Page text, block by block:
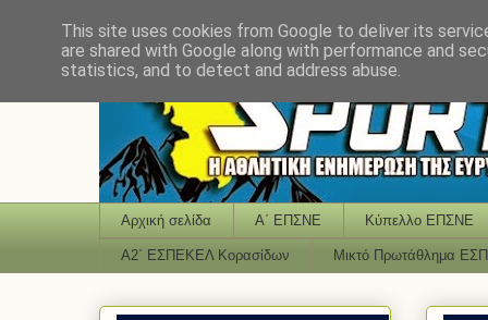
Αρχική σελίδα Α΄ ΕΠΣΝΕ Κύπελλο ΕΠΣΝΕ
Α2΄ ΕΣΠΕΚΕΛ Κορασίδων Μικτό Πρωτάθλημα
This site uses cookies from Google to deliver its
are shared with Google along with performance and
statistics, and to detect and address abuse.